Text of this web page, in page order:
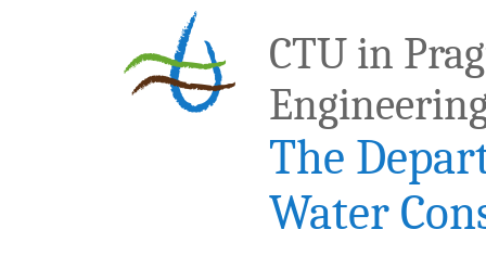
CTU in
The
Water